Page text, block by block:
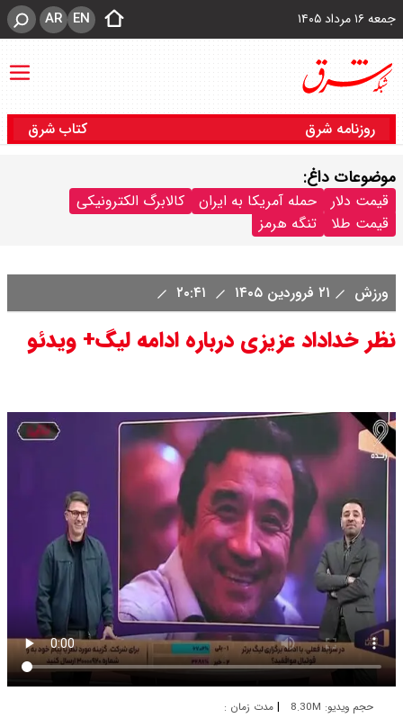
جمعه ۱۶ مرداد ۱۴۰۵ EN
AR
روزنامه شرق کتاب شرق
موضوعات داغ:
قیمت دلار حمله آمریکا به ایران
کالابرگ الکترونیکی
قیمت طلا
تنگه هرمز
ورزش ۲۱ فروردین ۱۴۰۵
نظر خداداد عزیزی درباره ادامه لیگ+ ویدئو
حجم ویدیو: 8.30M | مدت زمان :